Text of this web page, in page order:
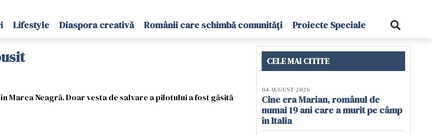
Lifestyle Diaspora creativă Românii care schimbă comunități Proiecte Speciale
Marea Neagră. Doar vesta de salvare a pilotului a fost găsită
CELE MAI CITITE
04 AUGUST 2026
Cine era Marian, românul de
numai 19 ani care a murit pe câmp
în Italia